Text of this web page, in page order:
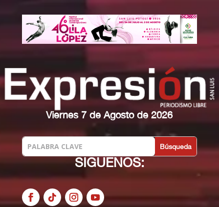
Viernes 7 de Agosto de 2026
SIGUENOS: